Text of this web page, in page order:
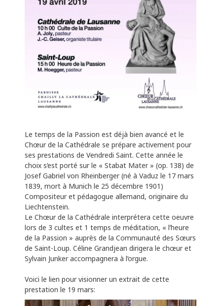
Le temps de la Passion est déjà bien avancé et le
Chœur de la Cathédrale se prépare activement pour
ses prestations de Vendredi Saint. Cette année le
choix s’est porté sur le « Stabat Mater » (op. 138) de
Josef Gabriel von Rheinberger (né à Vaduz le 17 mars
1839, mort à Munich le 25 décembre 1901)
Compositeur et pédagogue allemand, originaire du
Liechtenstein.
Le Chœur de la Cathédrale interprétera cette oeuvre
lors de 3 cultes et 1 temps de méditation, « l’heure
de la Passion » auprès de la Communauté des Sœurs
de Saint-Loup. Céline Grandjean dirigera le chœur et
Sylvain Junker accompagnera à l’orgue.
Voici le lien pour visionner un extrait de cette
prestation le 19 mars: